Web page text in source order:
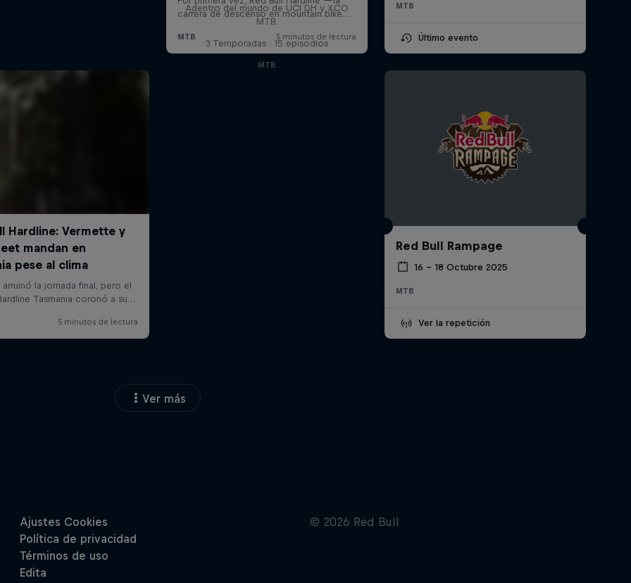
MTB
Último evento
Adentro del mundo de UCI DH y XCO
MTB.
3 Temporadas · 15 episodios
MTB
Red Bull Rampage
16 – 18 Octubre 2025
MTB
Ver la repetición
Ver más